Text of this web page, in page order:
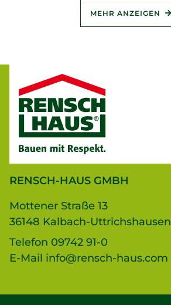
MEHR ANZEIGEN
RENSCH-HAUS GMBH
Mottener Straße 13
36148 Kalbach-Uttrichshausen
Telefon 09742 91-0
E-Mail info@rensch-haus.com